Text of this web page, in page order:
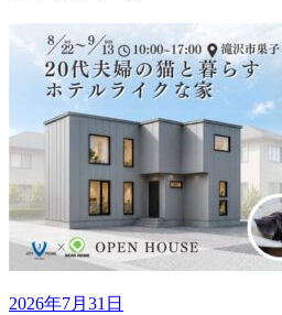
2026年7月31日